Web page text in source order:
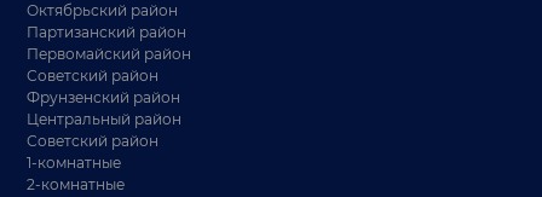
Октябрьский район
Партизанский район
Первомайский район
Советский район
Фрунзенский район
Центральный район
Советский район
1-комнатные
2-комнатные